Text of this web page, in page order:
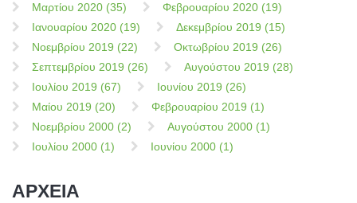
Μαρτίου 2020 (35)
Φεβρουαρίου 2020 (19)
Ιανουαρίου 2020 (19)
Δεκεμβρίου 2019 (15)
Νοεμβρίου 2019 (22)
Οκτωβρίου 2019 (26)
Σεπτεμβρίου 2019 (26)
Αυγούστου 2019 (28)
Ιουλίου 2019 (67)
Ιουνίου 2019 (26)
Μαίου 2019 (20)
Φεβρουαρίου 2019 (1)
Νοεμβρίου 2000 (2)
Αυγούστου 2000 (1)
Ιουλίου 2000 (1)
Ιουνίου 2000 (1)
ΑΡΧΕΙΑ